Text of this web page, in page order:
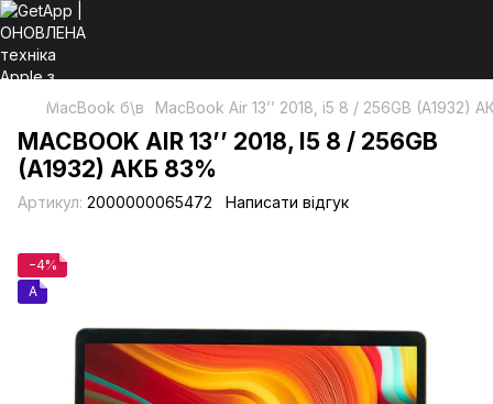
MacBook б\в MacBook Air 13’’ 2018, i5 8 / 256GB (A1932)
MACBOOK AIR 13’’ 2018, I5 8 / 256GB
(A1932) АКБ 83%
Артикул: 2000000065472 Написати відгук
−4%
A